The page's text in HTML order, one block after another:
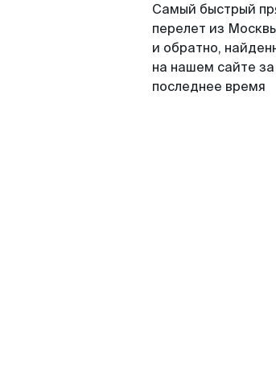
Самый быстрый
перелет из
и обратно,
на нашем сайте за
последнее время